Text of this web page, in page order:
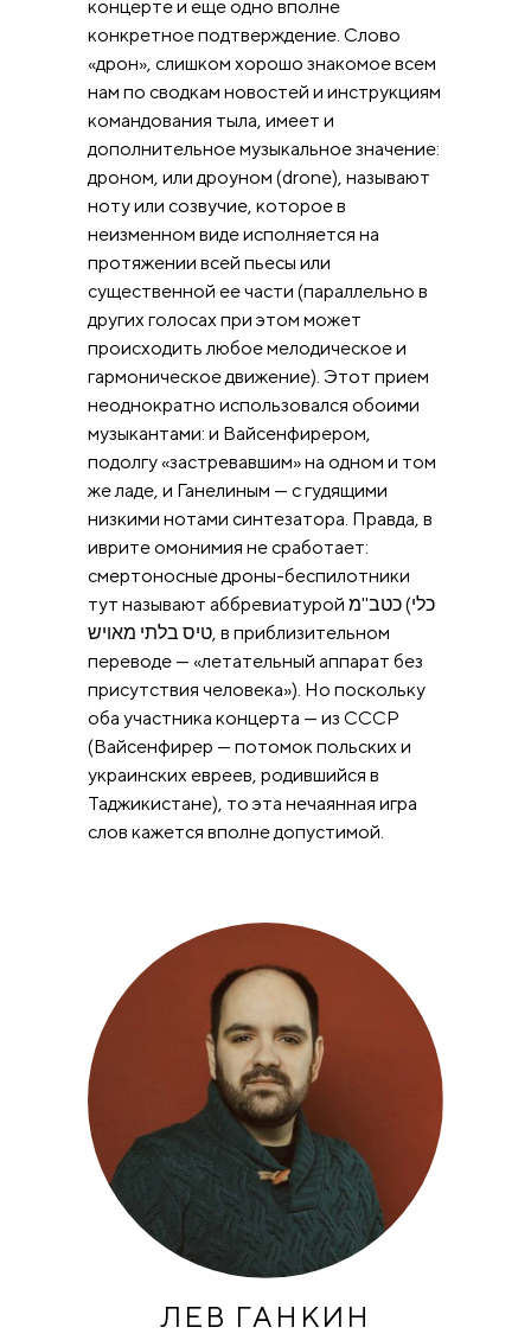
концерте и еще одно вполне
конкретное подтверждение. Слово
«дрон», слишком хорошо знакомое всем
нам по сводкам новостей и инструкциям
командования тыла, имеет и
дополнительное музыкальное значение:
дроном, или дроуном (drone), называют
ноту или созвучие, которое в
неизменном виде исполняется на
протяжении всей пьесы или
существенной ее части (параллельно в
других голосах при этом может
происходить любое мелодическое и
гармоническое движение). Этот прием
неоднократно использовался обоими
музыкантами: и Вайсенфирером,
подолгу «застревавшим» на одном и том
же ладе, и Ганелиным — с гудящими
низкими нотами синтезатора. Правда, в
иврите омонимия не сработает:
смертоносные дроны-беспилотники
тут называют аббревиатурой כטב''מ (כלי
טיס בלתי מאויש, в приблизительном
переводе — «летательный аппарат без
присутствия человека»). Но поскольку
оба участника концерта — из СССР
(Вайсенфирер — потомок польских и
украинских евреев, родившийся в
Таджикистане), то эта нечаянная игра
слов кажется вполне допустимой.
ЛЕВ ГАНКИН